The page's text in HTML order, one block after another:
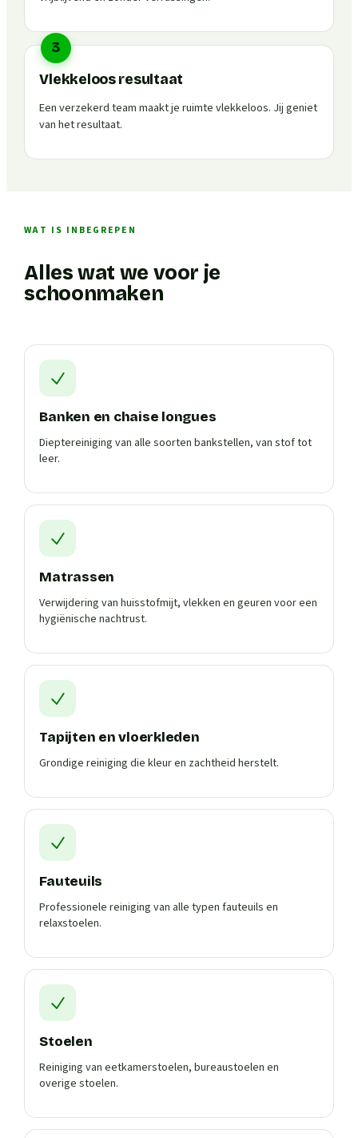
3
Vlekkeloos resultaat
Een verzekerd team maakt je ruimte vlekkeloos. Jij geniet
van het resultaat.
WAT IS INBEGREPEN
Alles wat we voor je
schoonmaken
Banken en chaise longues
Dieptereiniging van alle soorten bankstellen, van stof tot
leer.
Matrassen
Verwijdering van huisstofmijt, vlekken en geuren voor een
hygiënische nachtrust.
Tapijten en vloerkleden
Grondige reiniging die kleur en zachtheid herstelt.
Fauteuils
Professionele reiniging van alle typen fauteuils en
relaxstoelen.
Stoelen
Reiniging van eetkamerstoelen, bureaustoelen en
overige stoelen.